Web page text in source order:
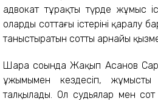
адвокат тұрақты түрде жұмыс
олардың соттағы істерінің қаралу
таныстыратын соттың арнайы
Шара соңында Жақып Асанов
ұжымымен кездесіп, жұмыс­тың
талқылады. Ол судьялар мен сот